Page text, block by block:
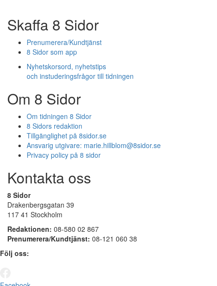
Skaffa 8 Sidor
Prenumerera/Kundtjänst
8 Sidor som app
Nyhetskorsord, nyhetstips
och instuderingsfrågor till tidningen
Om 8 Sidor
Om tidningen 8 Sidor
8 Sidors redaktion
Tillgänglighet på 8sidor.se
Ansvarig utgivare: marie.hillblom@8sidor.se
Privacy policy på 8 sidor
Kontakta oss
8 Sidor
Drakenbergsgatan 39
117 41 Stockholm
Redaktionen: 08-580 02 867
Prenumerera/Kundtjänst: 08-121 060 38
Följ oss: